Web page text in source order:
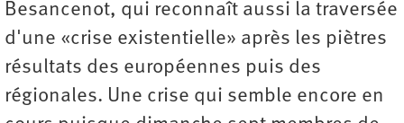
Besancenot, qui reconnaît aussi la traversée
d'une «crise existentielle» après les piètres
résultats des européennes puis des
régionales. Une crise qui semble encore en